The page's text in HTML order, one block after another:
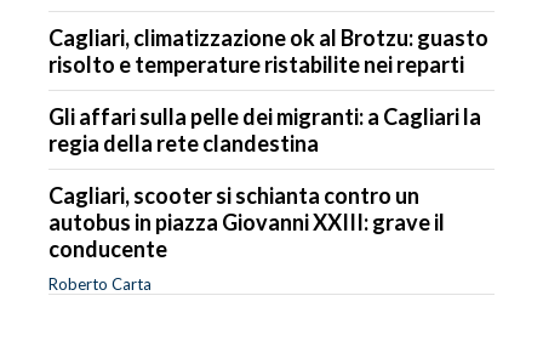
Cagliari, climatizzazione ok al Brotzu: guasto
risolto e temperature ristabilite nei reparti
Gli affari sulla pelle dei migranti: a Cagliari la
regia della rete clandestina
Cagliari, scooter si schianta contro un
autobus in piazza Giovanni XXIII: grave il
conducente
Roberto Carta